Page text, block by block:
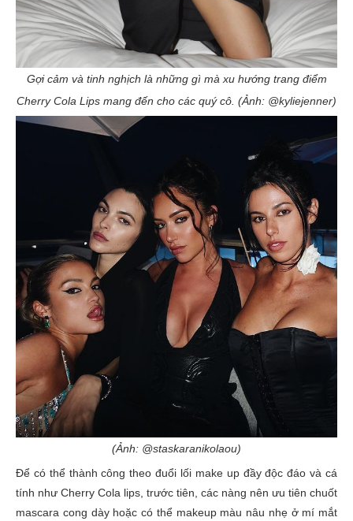
Gợi cảm và tinh nghịch là những gì mà xu hướng trang điểm
Cherry Cola Lips mang đến cho các quý cô. (Ảnh: @kyliejenner)
(Ảnh: @staskaranikolaou)
Để có thể thành công theo đuổi lối make up đầy độc đáo và cá
tính như Cherry Cola lips, trước tiên, các nàng nên ưu tiên chuốt
mascara cong dày hoặc có thể makeup màu nâu nhẹ ở mí mắt